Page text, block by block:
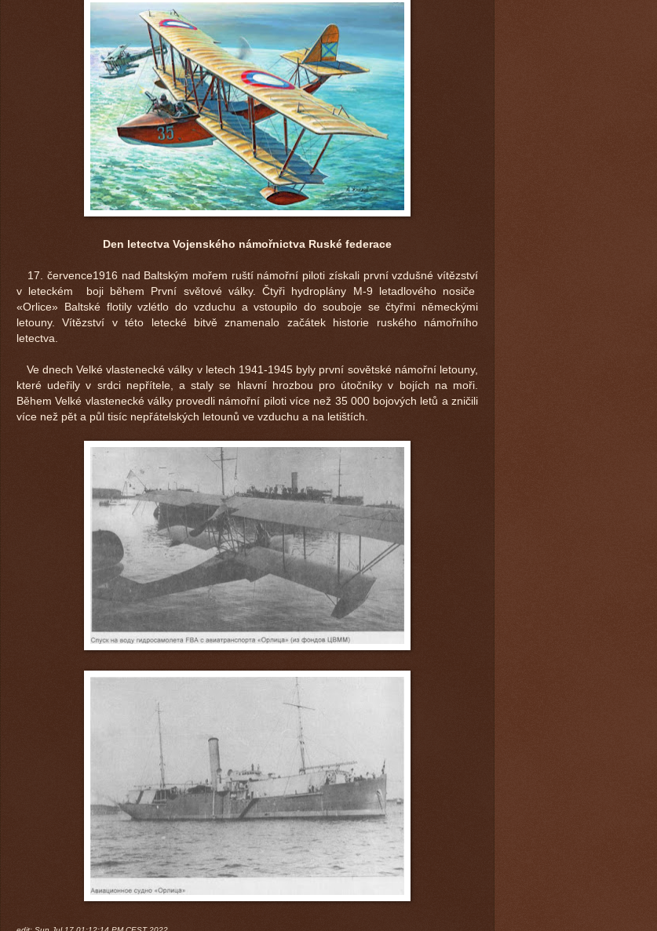
Den letectva Vojenského námořnictva Ruské federace
17. července1916 nad Baltským mořem ruští námořní piloti získali první vzdušné vítězství
v leteckém boji během První světové války. Čtyři hydroplány M-9 letadlového nosiče
«Orlice» Baltské flotily vzlétlo do vzduchu a vstoupilo do souboje se čtyřmi německými
letouny. Vítězství v této letecké bitvě znamenalo začátek historie ruského námořního
letectva.
Ve dnech Velké vlastenecké války v letech 1941-1945 byly první sovětské námořní letouny,
které udeřily v srdci nepřítele, a staly se hlavní hrozbou pro útočníky v bojích na moři.
Během Velké vlastenecké války provedli námořní piloti více než 35 000 bojových letů a zničili
více než pět a půl tisíc nepřátelských letounů ve vzduchu a na letištích.